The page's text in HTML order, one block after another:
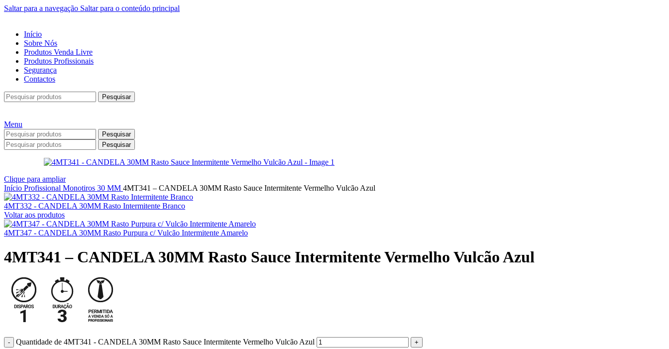
Saltar para a navegação Saltar para o conteúdo principal
Início
Sobre Nós
Produtos Venda Livre
Produtos Profissionais
Segurança
Contactos
Pesquisar
Menu
Pesquisar
Pesquisar
Clique para ampliar
Início Profissional Monotiros 30 MM 4MT341 – CANDELA 30MM Rasto Sauce Intermitente Vermelho Vulcão Azul
4MT332 - CANDELA 30MM Rasto Intermitente Branco
Voltar aos produtos
4MT347 - CANDELA 30MM Rasto Purpura c/ Vulcão Intermitente Amarelo
4MT341 – CANDELA 30MM Rasto Sauce Intermitente Vermelho Vulcão Azul
Quantidade de 4MT341 - CANDELA 30MM Rasto Sauce Intermitente Vermelho Vulcão Azul